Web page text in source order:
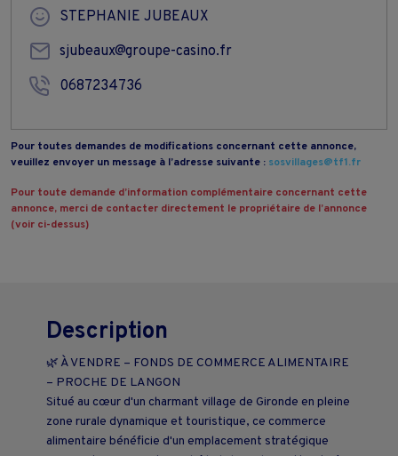
STEPHANIE JUBEAUX
sjubeaux@groupe-casino.fr
0687234736
Pour toutes demandes de modifications concernant cette annonce,
veuillez envoyer un message à l’adresse suivante : sosvillages@tf1.fr
Pour toute demande d’information complémentaire concernant cette
annonce, merci de contacter directement le propriétaire de l’annonce
(voir ci-dessus)
Description
🌿 À VENDRE – FONDS DE COMMERCE ALIMENTAIRE
– PROCHE DE LANGON
Situé au cœur d'un charmant village de Gironde en pleine
zone rurale dynamique et touristique, ce commerce
alimentaire bénéficie d'un emplacement stratégique